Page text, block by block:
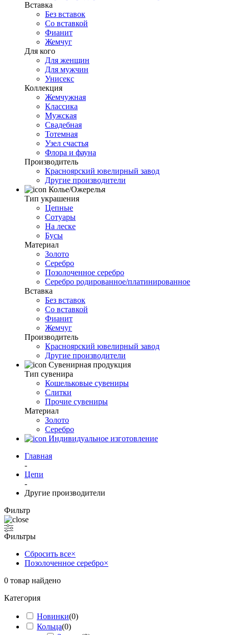
Вставка
Без вставок
Со вставкой
Фианит
Жемчуг
Для кого
Для женщин
Для мужчин
Унисекс
Коллекция
Жемчужная
Классика
Мужская
Свадебная
Тотемная
Узел счастья
Флора и фауна
Производитель
Красноярский ювелирный завод
Другие производители
Колье/Ожерелья
Тип украшения
Цепные
Сотуары
На леске
Бусы
Материал
Золото
Серебро
Позолоченное серебро
Серебро родированное/платинированное
Вставка
Без вставок
Со вставкой
Фианит
Жемчуг
Производитель
Красноярский ювелирный завод
Другие производители
Сувенирная продукция
Тип сувенира
Кошельковые сувениры
Слитки
Прочие сувениры
Материал
Золото
Серебро
Индивидуальное изготовление
Главная
-
Цепи
-
Другие производители
Фильтр
Фильтры
Сбросить все×
Позолоченное серебро×
0 товар найдено
Категория
Новинки(0)
Кольца(0)